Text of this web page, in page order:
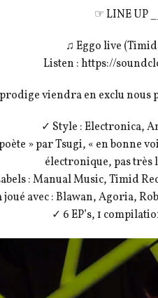
☞ LINE UP
♫ Eggo live
Listen : https://
viendra en exclu nous
✓ Style : Electronica,
» par Tsugi, « en bonne
électronique, pas très
: Manual Music, Timid
joué avec : Blawan, Agoria,
✓ 6 EP’s, 1